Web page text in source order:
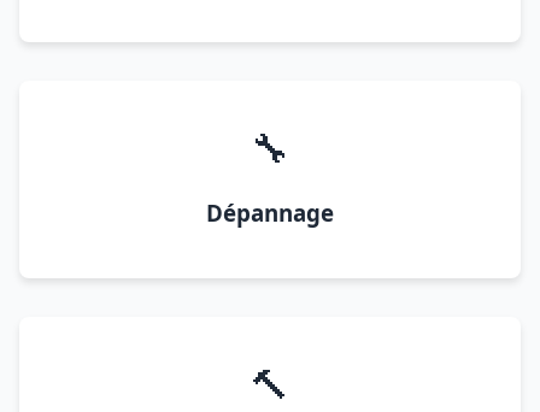
🔧
Dépannage
🔨